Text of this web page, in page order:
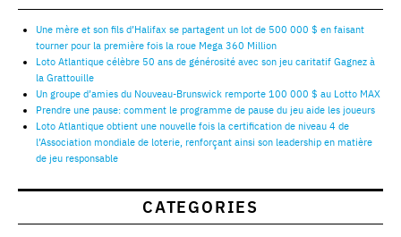
Une mère et son fils d’Halifax se partagent un lot de 500 000 $ en faisant
tourner pour la première fois la roue Mega 360 Million
Loto Atlantique célèbre 50 ans de générosité avec son jeu caritatif Gagnez à
la Grattouille
Un groupe d’amies du Nouveau-Brunswick remporte 100 000 $ au Lotto MAX
Prendre une pause: comment le programme de pause du jeu aide les joueurs
Loto Atlantique obtient une nouvelle fois la certification de niveau 4 de
l’Association mondiale de loterie, renforçant ainsi son leadership en matière
de jeu responsable
CATEGORIES